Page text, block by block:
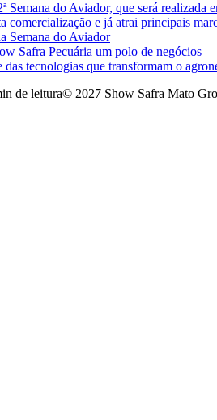
Semana do Aviador, que será realizada
comercialização e já atrai principais
Semana do Aviador
Safra Pecuária um polo de negócios
tecnologias que transformam o
de leitura© 2027 Show Safra Mato